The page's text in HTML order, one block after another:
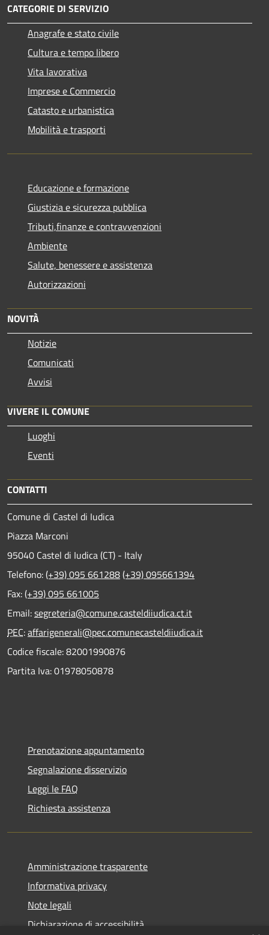
CATEGORIE DI SERVIZIO
Anagrafe e stato civile
Cultura e tempo libero
Vita lavorativa
Imprese e Commercio
Catasto e urbanistica
Mobilità e trasporti
Educazione e formazione
Giustizia e sicurezza pubblica
Tributi,finanze e contravvenzioni
Ambiente
Salute, benessere e assistenza
Autorizzazioni
NOVITÀ
Notizie
Comunicati
Avvisi
VIVERE IL COMUNE
Luoghi
Eventi
CONTATTI
Comune di Castel di Iudica
Piazza Marconi
95040 Castel di Iudica (CT) - Italy
Telefono:(+39) 095 661288(+39) 095661394
Fax:(+39) 095 661005
Email:segreteria@comune.casteldiiudica.ct.it
PEC:affarigenerali@pec.comunecasteldiiudica.it
Codice fiscale: 82001990876
Partita Iva: 01978050878
Prenotazione appuntamento
Segnalazione disservizio
Leggi le FAQ
Richiesta assistenza
Amministrazione trasparente
Informativa privacy
Note legali
Dichiarazione di accessibilità